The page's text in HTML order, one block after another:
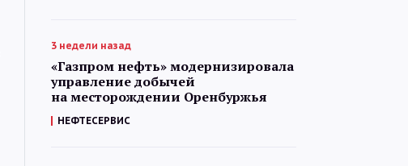
3 недели назад
«Газпром нефть» модернизировала
управление добычей
на месторождении Оренбуржья
НЕФТЕСЕРВИС